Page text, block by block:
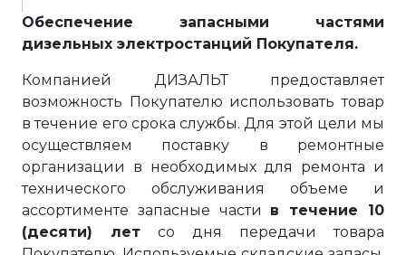
Обеспечение запасными частями
дизельных электростанций Покупателя.
Компанией ДИЗАЛЬТ предоставляет
возможность Покупателю использовать товар
в течение его срока службы. Для этой цели мы
осуществляем поставку в ремонтные
организации в необходимых для ремонта и
технического обслуживания объеме и
ассортименте запасные части в течение 10
(десяти) лет со дня передачи товара